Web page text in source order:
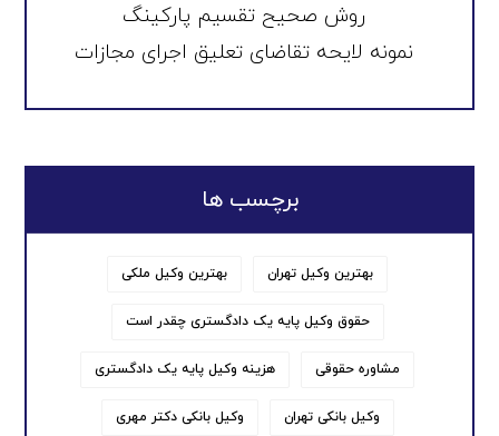
روش صحیح تقسیم پارکینگ
نمونه لایحه تقاضای تعلیق اجرای مجازات
برچسب ها
بهترین وکیل تهران بهترین وکیل ملکی
حقوق وکیل پایه یک دادگستری چقدر است
مشاوره حقوقی هزینه وکیل پایه یک دادگستری
وکیل بانکی تهران وکیل بانکی دکتر مهری